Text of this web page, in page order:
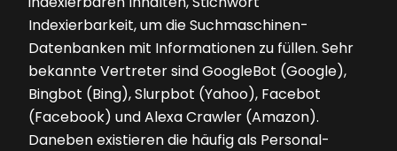
Indexierbarkeit, um die Suchmaschinen-
Datenbanken mit Informationen zu füllen. Sehr
bekannte Vertreter sind GoogleBot (Google),
Bingbot (Bing), Slurpbot (Yahoo), Facebot
(Facebook) und Alexa Crawler (Amazon).
Daneben existieren die häufig als Personal-